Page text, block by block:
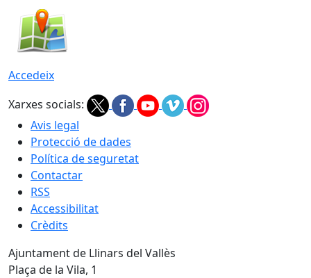
Accedeix
Xarxes socials:
Avis legal
Protecció de dades
Política de seguretat
Contactar
RSS
Accessibilitat
Crèdits
Ajuntament de Llinars del Vallès
Plaça de la Vila, 1